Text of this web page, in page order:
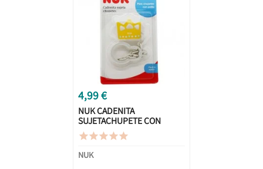
4,99 €
NUK CADENITA
SUJETACHUPETE CON
ANILLA CORONA REY

NUK